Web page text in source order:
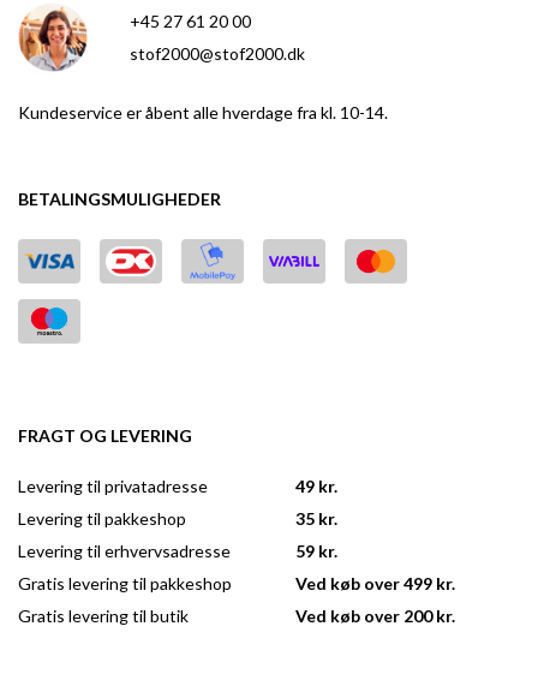
+45 27 61 20 00
stof2000@stof2000.dk
Kundeservice er åbent alle hverdage fra kl. 10-14.
BETALINGSMULIGHEDER
FRAGT OG LEVERING
Levering til privatadresse
Levering til pakkeshop
Levering til erhvervsadresse
Gratis levering til pakkeshop
Gratis levering til butik
49 kr.
35 kr.
59 kr.
Ved køb over 499 kr.
Ved køb over 200 kr.